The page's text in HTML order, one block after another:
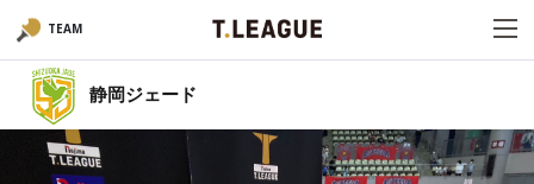
TEAM
静岡ジェード